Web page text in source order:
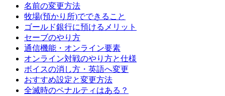
名前の変更方法
牧場(預かり所)でできること
ゴールド銀行に預けるメリット
セーブのやり方
通信機能・オンライン要素
オンライン対戦のやり方と仕様
ボイスの消し方・英語へ変更
おすすめ設定と変更方法
全滅時のペナルティはある？